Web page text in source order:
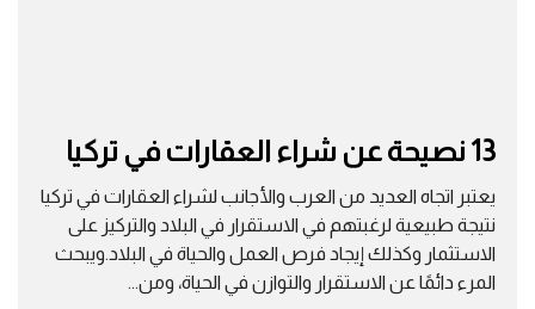
13 نصيحة عن شراء العقارات في تركيا
يعتبر اتجاه العديد من العرب والأجانب لشراء العقارات في تركيا
نتيجة طبيعية لرغبتهم في الاستقرار في البلاد والتركيز على
الاستثمار وكذلك إيجاد فرص العمل والحياة في البلاد.ويبحث
المرء دائمًا عن الاستقرار والتوازن في الحياة، ومن...